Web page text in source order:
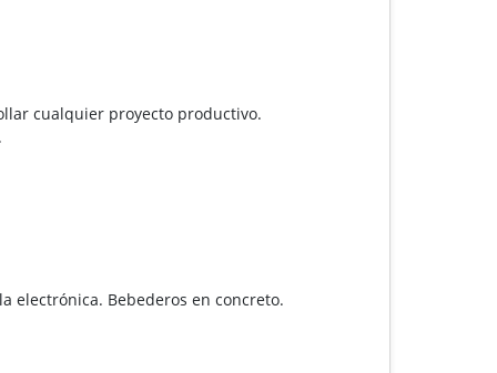
cualquier proyecto productivo.
electrónica. Bebederos en concreto.